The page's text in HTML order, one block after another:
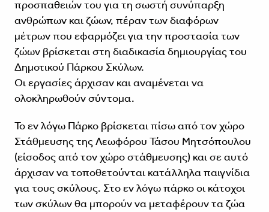
προσπαθειών του για τη σωστή συνύπαρξη
ανθρώπων και ζώων, πέραν των διαφόρων
μέτρων που εφαρμόζει για την προστασία των
ζώων βρίσκεται στη διαδικασία δημιουργίας του
Δημοτικού Πάρκου Σκύλων.
Οι εργασίες άρχισαν και αναμένεται να
ολοκληρωθούν σύντομα.
Το εν λόγω Πάρκο βρίσκεται πίσω από τον χώρο
Στάθμευσης της Λεωφόρου Τάσου Μητσόπουλου
(είσοδος από τον χώρο στάθμευσης) και σε αυτό
άρχισαν να τοποθετούνται κατάλληλα παιγνίδια
για τους σκύλους. Στο εν λόγω πάρκο οι κάτοχοι
των σκύλων θα μπορούν να μεταφέρουν τα ζώα